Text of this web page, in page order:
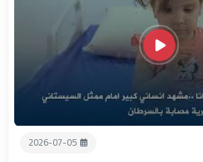
2026-07-05